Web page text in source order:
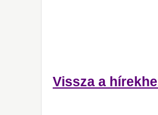
Vissza a